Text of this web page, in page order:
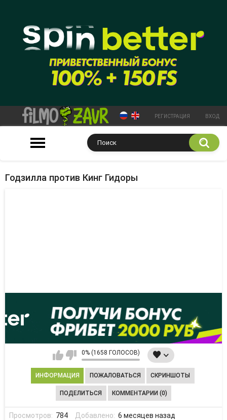
РЕГИСТРАЦИЯ ВХОД
Годзилла против Кинг Гидоры
0% (1658 ГОЛОСОВ)
ИНФОРМАЦИЯ ПОЖАЛОВАТЬСЯ СКРИНШОТЫ
ПОДЕЛИТЬСЯ КОММЕНТАРИИ (0)
Просмотров: 784 Добавлено: 6 месяцев назад